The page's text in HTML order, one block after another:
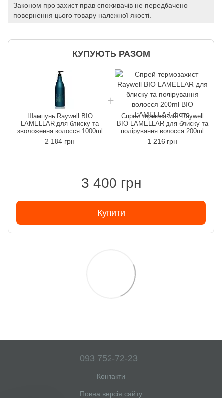
Законом про захист прав споживачів не передбачено
повернення цього товару належної якості.
КУПУЮТЬ РАЗОМ
Шампунь Raywell BIO
LAMELLAR для блиску та
зволоження волосся 1000ml
2 184 грн
Спрей термозахист Raywell
BIO LAMELLAR для блиску та
полірування волосся 200ml
1 216 грн
3 400 грн
Купити
093 752-72-23
Контакти
Повна версія сайту